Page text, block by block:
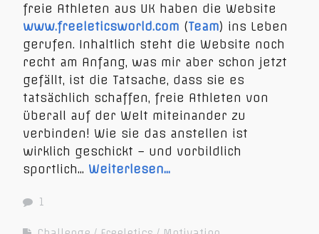
freie Athleten aus UK haben die Website
www.freeleticsworld.com (Team) ins Leben
gerufen. Inhaltlich steht die Website noch
recht am Anfang, was mir aber schon jetzt
gefällt, ist die Tatsache, dass sie es
tatsächlich schaffen, freie Athleten von
überall auf der Welt miteinander zu
verbinden! Wie sie das anstellen ist
wirklich geschickt – und vorbildlich
sportlich… Weiterlesen…
1